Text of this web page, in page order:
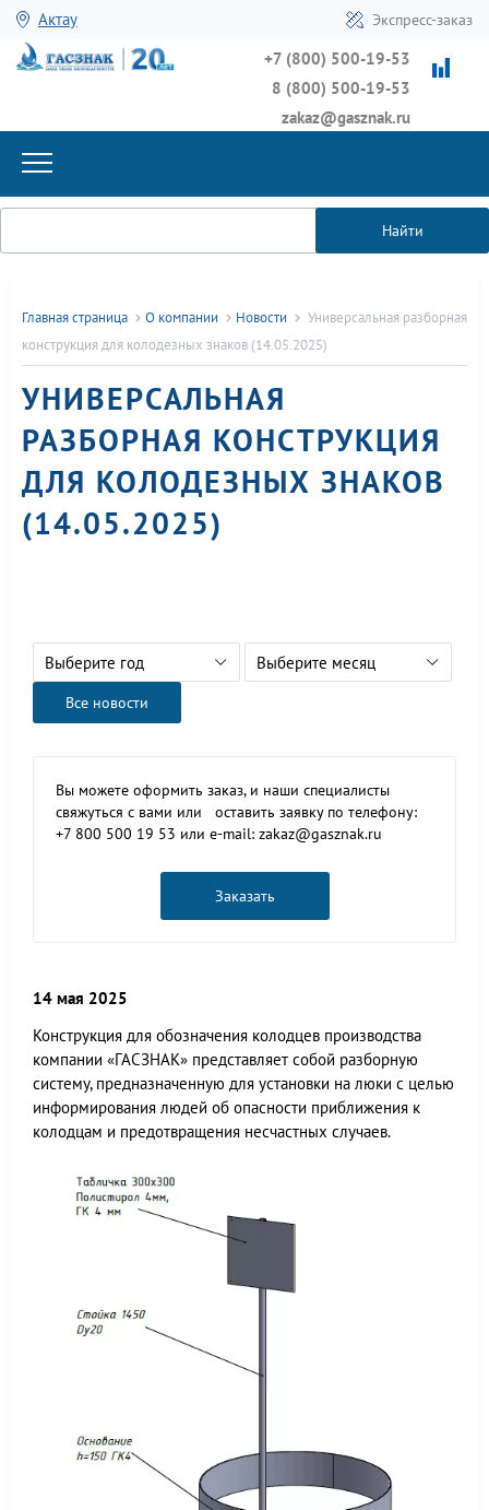
Актау Экспресс-заказ
+7 (800) 500-19-53
8 (800) 500-19-53
zakaz@gasznak.ru
Найти
Главная страница О компании Новости
Универсальная разборная
конструкция для колодезных знаков (14.05.2025)
УНИВЕРСАЛЬНАЯ
РАЗБОРНАЯ КОНСТРУКЦИЯ
ДЛЯ КОЛОДЕЗНЫХ ЗНАКОВ
(14.05.2025)
Выберите год Выберите месяц
Все новости
Вы можете оформить заказ, и наши специалисты
свяжуться с вами или оставить заявку по телефону:
+7 800 500 19 53 или e-mail: zakaz@gasznak.ru
Заказать
14 мая 2025
Конструкция для обозначения колодцев производства
компании «ГАСЗНАК» представляет собой разборную
систему, предназначенную для установки на люки с целью
информирования людей об опасности приближения к
колодцам и предотвращения несчастных случаев.